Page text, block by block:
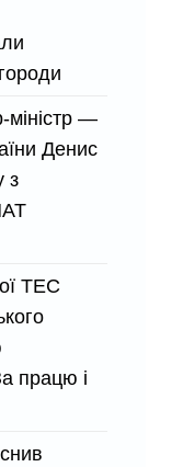
міністр —
Денис
з
ТЕС
працю і